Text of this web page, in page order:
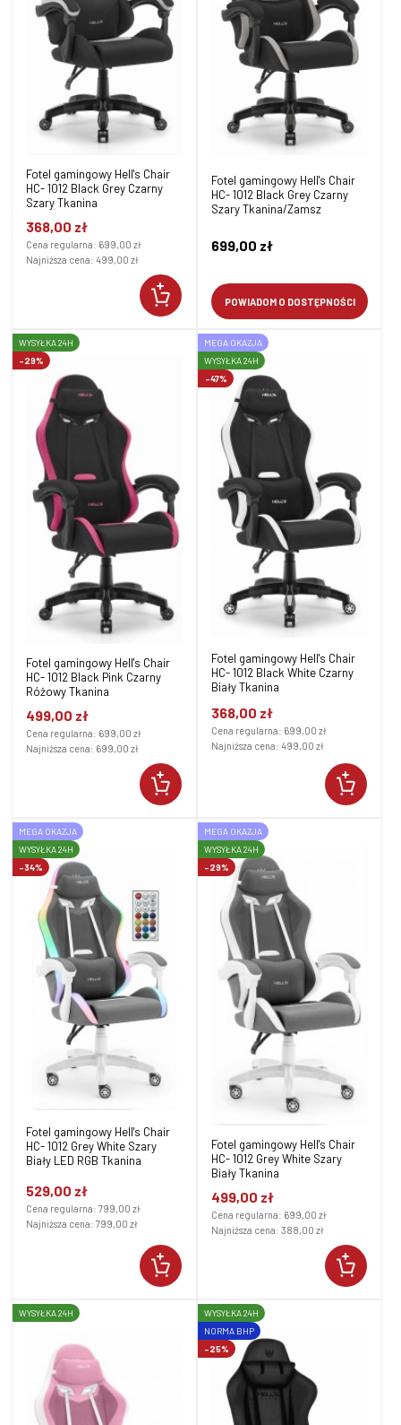
Fotel gamingowy Hell's Chair
HC- 1012 Black Grey Czarny
Szary Tkanina
368,00 zł
Cena regularna: 699,00 zł
Najniższa cena: 499,00 zł
Fotel gamingowy Hell's Chair
HC- 1012 Black Grey Czarny
Szary Tkanina/Zamsz
699,00 zł
POWIADOM O DOSTĘPNOŚCI
Fotel gamingowy Hell's Chair
HC- 1012 Black Pink Czarny
Różowy Tkanina
499,00 zł
Cena regularna: 699,00 zł
Najniższa cena: 699,00 zł
-29%
WYSYŁKA 24H
Fotel gamingowy Hell's Chair
HC- 1012 Black White Czarny
Biały Tkanina
368,00 zł
Cena regularna: 699,00 zł
Najniższa cena: 499,00 zł
-47%
WYSYŁKA 24H
MEGA OKAZJA
Fotel gamingowy Hell's Chair
HC- 1012 Grey White Szary
Biały LED RGB Tkanina
529,00 zł
Cena regularna: 799,00 zł
Najniższa cena: 799,00 zł
-34%
WYSYŁKA 24H
MEGA OKAZJA
Fotel gamingowy Hell's Chair
HC- 1012 Grey White Szary
Biały Tkanina
499,00 zł
Cena regularna: 699,00 zł
Najniższa cena: 388,00 zł
-29%
WYSYŁKA 24H
MEGA OKAZJA
WYSYŁKA 24H
-25%
WYSYŁKA 24H
NORMA BHP